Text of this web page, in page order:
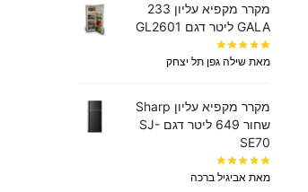
מקרר מקפיא עליון 233
GALA ליטר דגם GL2601
מאת שילה גפן תל יצחק
מקרר מקפיא עליון Sharp
שחור 649 ליטר דגם SJ-
SE70
מאת אביגיל ברכה